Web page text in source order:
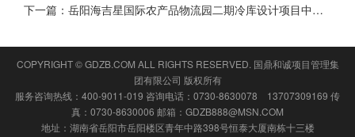
下一篇： 岳阳海吉星国际农产品物流园二期冷库设计项目中标候选人公示
COPYRIGHT © GDZB.COM ALL RIGHTS RESERVED. 国鼎和诚项目管理集
团有限公司 版权所有
服务咨询热线：400-9011-019 咨询电话：0730-8630078 13707309169 传
真：0730-8630006 邮箱：GDZB888@MSN.COM
地址：湖南省岳阳市岳阳楼区青年中路398号恒泰大厦南栋十三楼